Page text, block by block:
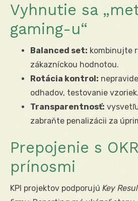
Vyhnutie sa
gaming-u“
Balanced set: kombinujte
zákazníckou hodnotou.
Rotácia kontrol:
odhadov, testovanie vzoriek.
Transparentnosť:
zabraňte penalizácii za
Prepojenie s
prínosmi
KPI projektov podporujú Key